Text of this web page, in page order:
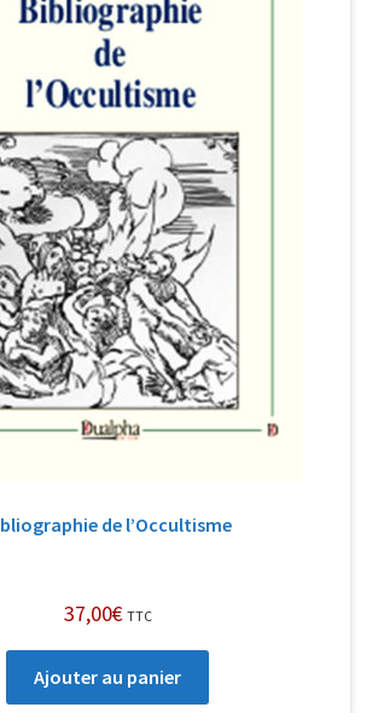
et cookies
?
Randa
de l’Occultisme
37,00€ TTC
Ajouter au panier